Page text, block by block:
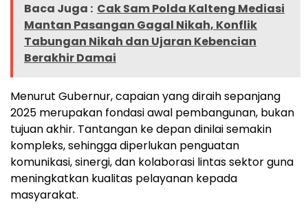
Baca Juga : Cak Sam Polda Kalteng Mediasi
Mantan Pasangan Gagal Nikah, Konflik
Tabungan Nikah dan Ujaran Kebencian
Berakhir Damai
Menurut Gubernur, capaian yang diraih sepanjang
2025 merupakan fondasi awal pembangunan, bukan
tujuan akhir. Tantangan ke depan dinilai semakin
kompleks, sehingga diperlukan penguatan
komunikasi, sinergi, dan kolaborasi lintas sektor guna
meningkatkan kualitas pelayanan kepada
masyarakat.